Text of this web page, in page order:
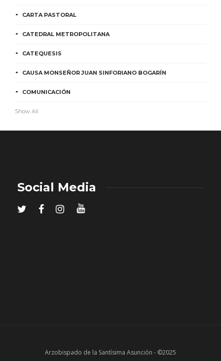
CARTA PASTORAL
CATEDRAL METROPOLITANA
CATEQUESIS
CAUSA MONSEÑOR JUAN SINFORIANO BOGARÍN
COMUNICACIÓN
Show All
Social Media
Arzobispado de la Santísima Asunción - ©2025